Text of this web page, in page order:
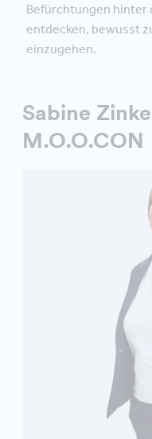
Befürchtungen hinter
entdecken, bewusst
einzugehen.
Sabine
M.O.O.CON